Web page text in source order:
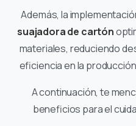
Además, la
suajadora de cartón
materiales, reduciendo
eficiencia en la
A continuación, te
beneficios para el